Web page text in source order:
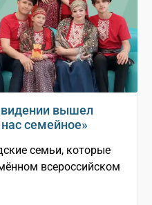
вышел
семейное»
семьи, которые
всероссийском